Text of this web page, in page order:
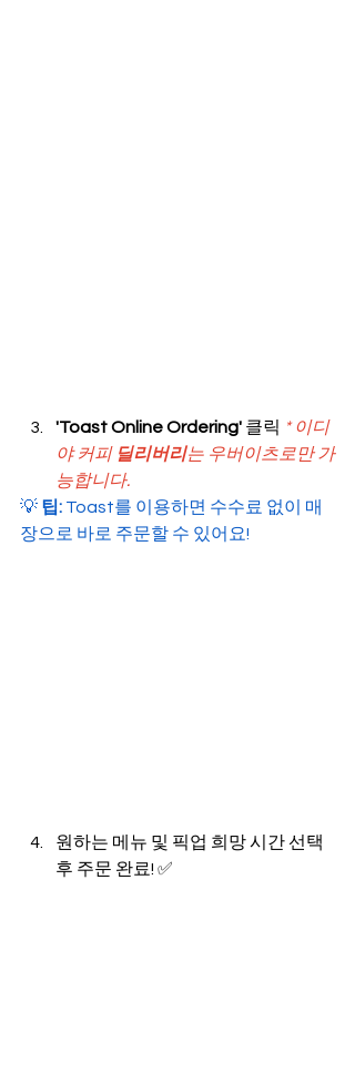
'Toast Online Ordering' 클릭 * 이디
야 커피 딜리버리는 우버이츠로만 가
능합니다.
💡 팁: Toast를 이용하면 수수료 없이 매
장으로 바로 주문할 수 있어요!
원하는 메뉴 및 픽업 희망 시간 선택
후 주문 완료! ✅